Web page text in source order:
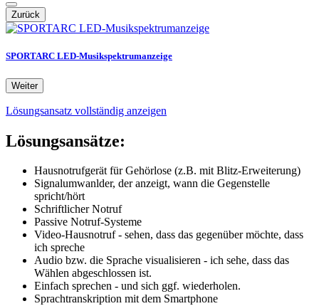
Zurück
SPORTARC LED-Musikspektrumanzeige
Weiter
Lösungsansatz vollständig anzeigen
Lösungsansätze:
Hausnotrufgerät für Gehörlose (z.B. mit Blitz-Erweiterung)
Signalumwanlder, der anzeigt, wann die Gegenstelle
spricht/hört
Schriftlicher Notruf
Passive Notruf-Systeme
Video-Hausnotruf - sehen, dass das gegenüber möchte, dass
ich spreche
Audio bzw. die Sprache visualisieren - ich sehe, dass das
Wählen abgeschlossen ist.
Einfach sprechen - und sich ggf. wiederholen.
Sprachtranskription mit dem Smartphone